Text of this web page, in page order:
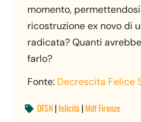
momento,
ricostruzione ex novo di
radicata? Quanti
farlo?
Fonte: Decrescita Felice
 DFSN|felicità |Mdf Firenze